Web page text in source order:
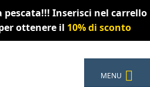
pescata!!! Inserisci nel carrello
ottenere il 10% di sconto
MENU